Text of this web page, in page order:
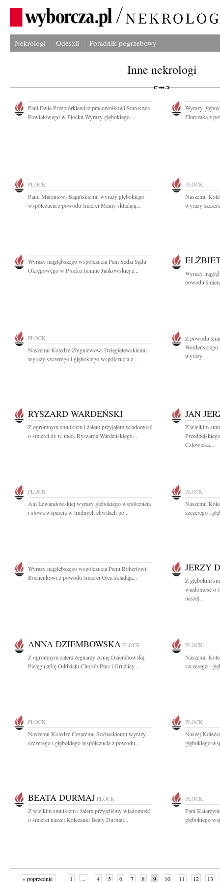
Nekrologi Odeszli Poradnik pogrzebowy
Inne nekrologi
Pani Ewie Przepiórkiewicz pracownikowi Starostwa
Powiatowego w Płocku Wyrazy głębokiego...
Wyrazy
Florczaka z
PŁOCK
Panu Marcinowi Bagińskiemu wyrazy głębokiego
współczucia z powodu śmierci Mamy składają...
PŁOCK
Naszemu
wyrazy
Wyrazy najgłębszego współczucia Pani Sędzi Sądu
Okręgowego w Płocku Janinie Jankowskiej z...
Wyrazy
powodu
PŁOCK
Naszemu Koledze Zbigniewowi Dzięgielewskiemu
wyrazy szczerego i głębokiego współczucia z...
Z powodu
wyrazy...
RYSZARD WARDEŃSKI
Z ogromnym smutkiem i żalem przyjąłem wiadomość
o śmierci dr. n. med. Ryszarda Wardeńskiego...
JAN
Z wielkim
Człowieka...
PŁOCK
Ani Lewandowskiej wyrazy głębokiego współczucia
i słowa wsparcia w trudnych chwilach po...
PŁOCK
Naszemu
szczerego i
Wyrazy najgłębszego współczucia Panu Robertowi
Bochenkowi z powodu śmierci Ojca składają...
JERZY
Z głębokim
wiadomość o
naszej...
ANNA DZIEMBOWSKA PŁOCK
Z ogromnym żalem żegnamy Annę Dziembowską
Pielęgniarkę Oddziału Chorób Płuc i Gruźlicy...
PŁOCK
Naszemu
szczerego i
PŁOCK
Naszemu Koledze Cezaremu Sochackiemu wyrazy
szczerego i głębokiego współczucia z powodu...
PŁOCK
Naszej
głębokiego
BEATA DURMAJ PŁOCK
Z wielkim smutkiem i żalem przyjęliśmy wiadomość
o śmierci naszej Koleżanki Beaty Durmaj...
PŁOCK
Pani
głębokiego
« poprzednie 1 ... 4 5 6 7 8 9 10 11 12 13